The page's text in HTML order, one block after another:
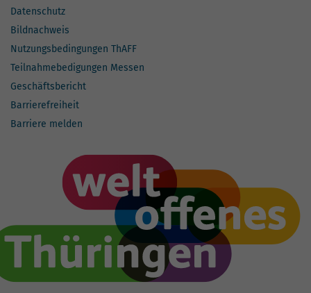
Datenschutz
Bildnachweis
Nutzungsbedingungen ThAFF
Teilnahmebedigungen Messen
Geschäftsbericht
Barrierefreiheit
Barriere melden